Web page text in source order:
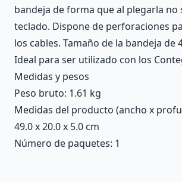
bandeja de forma que al plegarla no
teclado. Dispone de perforaciones
los cables. Tamaño de la bandeja de
Ideal para ser utilizado con los
Medidas y pesos
Peso bruto: 1.61 kg
Medidas del producto (ancho x
49.0 x 20.0 x 5.0 cm
Número de paquetes: 1